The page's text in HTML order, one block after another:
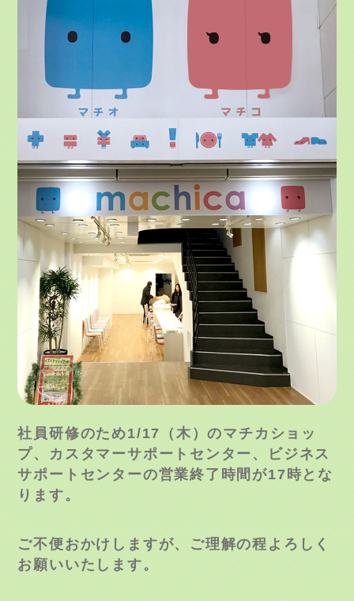
社員研修のため1/17（木）のマチカショッ
プ、カスタマーサポートセンター、ビジネス
サポートセンターの営業終了時間が17時とな
ります。
ご不便おかけしますが、ご理解の程よろしく
お願いいたします。